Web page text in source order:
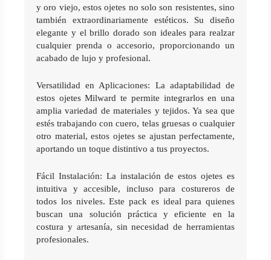
y oro viejo, estos ojetes no solo son resistentes, sino
también extraordinariamente estéticos. Su diseño
elegante y el brillo dorado son ideales para realzar
cualquier prenda o accesorio, proporcionando un
acabado de lujo y profesional.
Versatilidad en Aplicaciones: La adaptabilidad de
estos ojetes Milward te permite integrarlos en una
amplia variedad de materiales y tejidos. Ya sea que
estés trabajando con cuero, telas gruesas o cualquier
otro material, estos ojetes se ajustan perfectamente,
aportando un toque distintivo a tus proyectos.
Fácil Instalación: La instalación de estos ojetes es
intuitiva y accesible, incluso para costureros de
todos los niveles. Este pack es ideal para quienes
buscan una solución práctica y eficiente en la
costura y artesanía, sin necesidad de herramientas
profesionales.